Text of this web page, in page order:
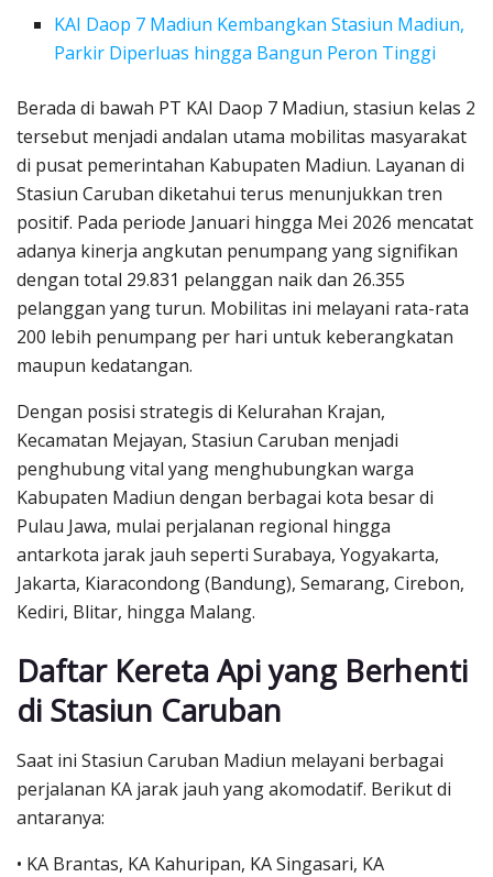
KAI Daop 7 Madiun Kembangkan Stasiun Madiun,
Parkir Diperluas hingga Bangun Peron Tinggi
Berada di bawah PT KAI Daop 7 Madiun, stasiun kelas 2
tersebut menjadi andalan utama mobilitas masyarakat
di pusat pemerintahan Kabupaten Madiun. Layanan di
Stasiun Caruban diketahui terus menunjukkan tren
positif. Pada periode Januari hingga Mei 2026 mencatat
adanya kinerja angkutan penumpang yang signifikan
dengan total 29.831 pelanggan naik dan 26.355
pelanggan yang turun. Mobilitas ini melayani rata-rata
200 lebih penumpang per hari untuk keberangkatan
maupun kedatangan.
Dengan posisi strategis di Kelurahan Krajan,
Kecamatan Mejayan, Stasiun Caruban menjadi
penghubung vital yang menghubungkan warga
Kabupaten Madiun dengan berbagai kota besar di
Pulau Jawa, mulai perjalanan regional hingga
antarkota jarak jauh seperti Surabaya, Yogyakarta,
Jakarta, Kiaracondong (Bandung), Semarang, Cirebon,
Kediri, Blitar, hingga Malang.
Daftar Kereta Api yang Berhenti
di Stasiun Caruban
Saat ini Stasiun Caruban Madiun melayani berbagai
perjalanan KA jarak jauh yang akomodatif. Berikut di
antaranya:
• KA Brantas, KA Kahuripan, KA Singasari, KA